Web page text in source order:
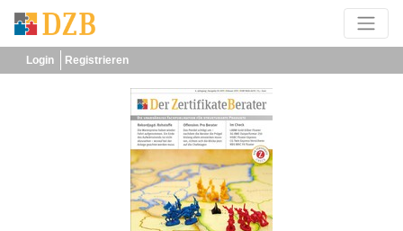
Login Registrieren